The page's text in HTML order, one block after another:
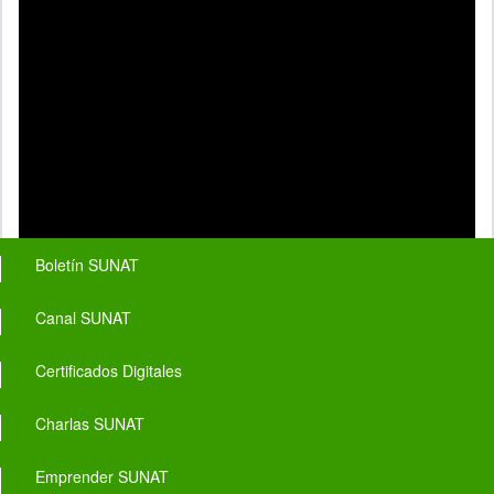
Footer menu
Boletín SUNAT
Canal SUNAT
Certificados Digitales
Charlas SUNAT
Emprender SUNAT